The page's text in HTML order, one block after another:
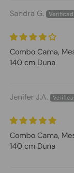
Sandra G.
Combo Cama,
140 cm Duna
Jenifer J.A.
Combo Cama,
140 cm Duna